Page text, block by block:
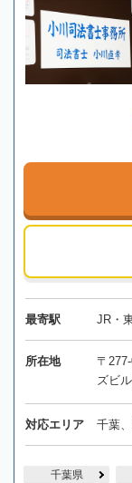
最寄駅 JR・
所在地
〒
ズビ
対応エリア 千葉
千葉県